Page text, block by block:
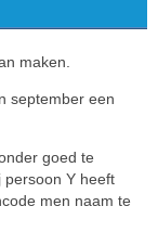
maken.
september een
goed te
persoon Y heeft
men naam te